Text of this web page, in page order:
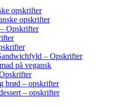
opskrifter
opskrifter
Opskrifter
– Opskrifter
på vegansk
brød – opskrifter
– opskrifter